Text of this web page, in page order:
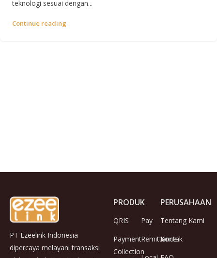
teknologi sesuai dengan...
Continue reading
PT Ezeelink Indonesia
dipercaya melayani transaksi
PRODUK
QRIS
Payment
Collection
Pay
Remittance
PERUSAHAAN
Tentang Kami
Kontak